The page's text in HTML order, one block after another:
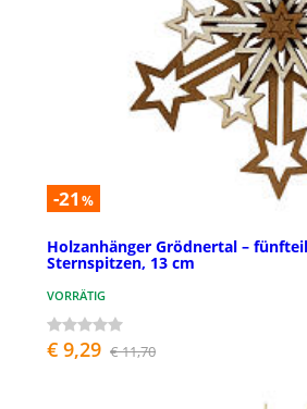
-21 %
Holzanhänger Grödnertal –
Sternspitzen, 13 cm
VORRÄTIG
€ 9,29 € 11,70